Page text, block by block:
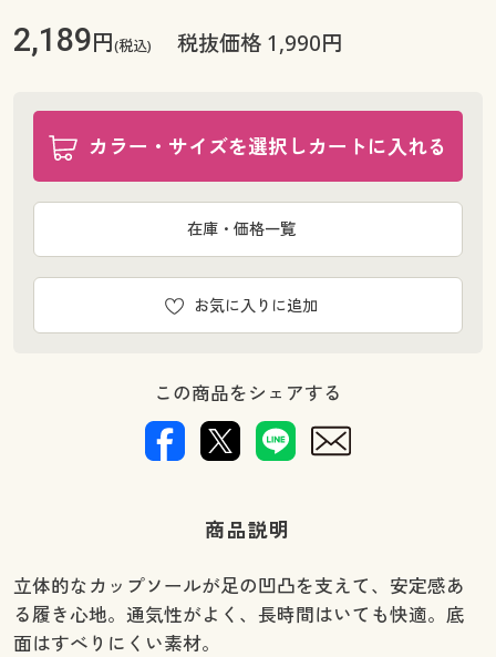
2,189円(税込) 税抜価格 1,990円
カラー・サイズを選択しカートに入れる
お気に入りに追加
在庫・価格一覧
この商品をシェアする
商品説明
立体的なカップソールが足の凹凸を支えて、安定感あ
る履き心地。通気性がよく、長時間はいても快適。底
面はすべりにくい素材。